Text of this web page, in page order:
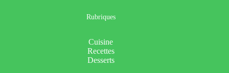
Rubriques
Cuisine
Recettes
Desserts